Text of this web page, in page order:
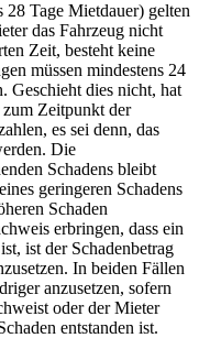
Tage Mietdauer) gelten
das Fahrzeug nicht
Zeit, besteht keine
müssen mindestens 24
Geschieht dies nicht, hat
zum Zeitpunkt der
es sei denn, das
Die
Schadens bleibt
geringeren Schadens
Schaden
erbringen, dass ein
ist der Schadenbetrag
In beiden Fällen
anzusetzen, sofern
oder der Mieter
entstanden ist.